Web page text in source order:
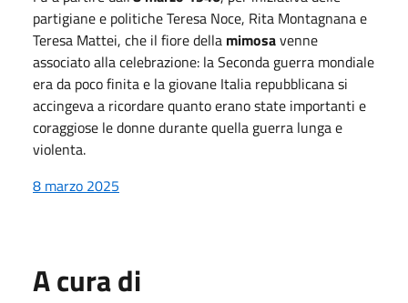
partigiane e politiche Teresa Noce, Rita Montagnana e
Teresa Mattei, che il fiore della mimosavenne
associato alla celebrazione: la Seconda guerra mondiale
era da poco finita e la giovane Italia repubblicana si
accingeva a ricordare quanto erano state importanti e
coraggiose le donne durante quella guerra lunga e
violenta.
8 marzo 2025
A cura di